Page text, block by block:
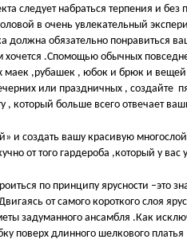
следует набраться терпения и без
в очень увлекательный
должна обязательно понравиться
хочется .Cпомощью обычных
маек ,рубашек , юбок и брюк и
или праздничных , создайте
, который больше всего отвечает
и создать вашу красивую
от того гардероба ,который у вас
по принципу ярусности –это
от самого короткого слоя
задуманного ансамбля .Как
поверх длинного шелкового